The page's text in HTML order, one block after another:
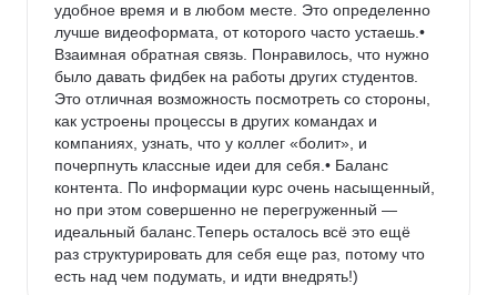
удобное время и в любом месте. Это определенно
лучше видеоформата, от которого часто устаешь.•
Взаимная обратная связь. Понравилось, что нужно
было давать фидбек на работы других студентов.
Это отличная возможность посмотреть со стороны,
как устроены процессы в других командах и
компаниях, узнать, что у коллег «болит», и
почерпнуть классные идеи для себя.• Баланс
контента. По информации курс очень насыщенный,
но при этом совершенно не перегруженный —
идеальный баланс.Теперь осталось всё это ещё
раз структурировать для себя еще раз, потому что
есть над чем подумать, и идти внедрять!)